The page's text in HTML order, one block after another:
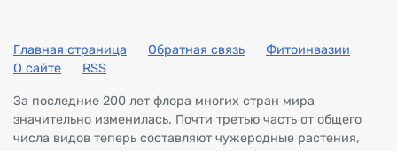
Главная страница Обратная связь
Фитоинвазии
О сайте
RSS
За последние 200 лет флора многих стран мира
значительно изменилась. Почти третью часть от общего
числа видов теперь составляют чужеродные растения,